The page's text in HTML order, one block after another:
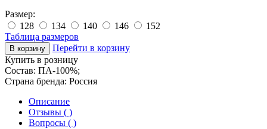
Размер:
128
134 140 146
152
Таблица размеров
Перейти в корзину
Купить в розницу
Состав: ПА-100%;
Страна бренда: Россия
Описание
Отзывы ( )
Вопросы ( )